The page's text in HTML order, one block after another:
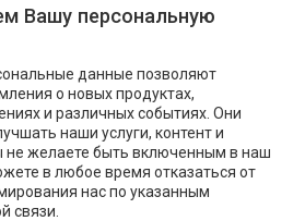
Вашу персональную
данные позволяют
о новых продуктах,
и различных событиях. Они
наши услуги, контент и
не желаете быть включенным в наш
в любое время отказаться от
нас по указанным
связи.